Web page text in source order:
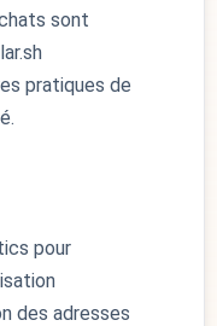
sont
pratiques de
pour
des adresses